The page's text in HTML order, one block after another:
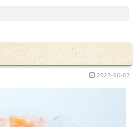
2022-06-02